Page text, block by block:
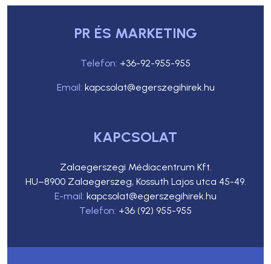
PR ÉS MARKETING
Telefon: +36-92-955-955
Email: kapcsolat@egerszegihirek.hu
KAPCSOLAT
Zalaegerszegi Médiacentrum Kft.
HU–8900 Zalaegerszeg, Kossuth Lajos utca 45-49.
E-mail: kapcsolat@egerszegihirek.hu
Telefon: +36 (92) 955-955